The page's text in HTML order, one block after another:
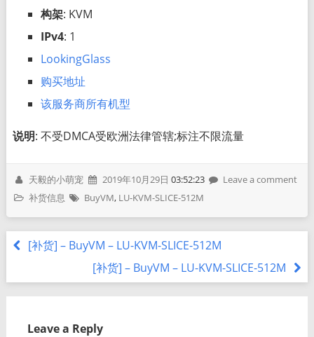
构架: KVM
IPv4: 1
LookingGlass
购买地址
该服务商所有机型
说明: 不受DMCA受欧洲法律管辖;标注不限流量
天毅的小萌宠 2019年10月29日 03:52:23
Leave a comment
补货信息
BuyVM, LU-KVM-SLICE-512M
[补货] – BuyVM – LU-KVM-SLICE-512M
[补货] – BuyVM – LU-KVM-SLICE-512M
Leave a Reply